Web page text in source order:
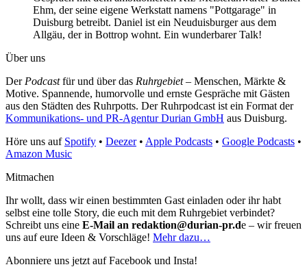
Ehm, der seine eigene Werkstatt namens "Pottgarage" in
Duisburg betreibt. Daniel ist ein Neuduisburger aus dem
Allgäu, der in Bottrop wohnt. Ein wunderbarer Talk!
Über uns
Der Podcastfür und über das Ruhrgebiet– Menschen, Märkte &
Motive. Spannende, humorvolle und ernste Gespräche mit Gästen
aus den Städten des Ruhrpotts. Der Ruhrpodcast ist ein Format der
Kommunikations- und PR-Agentur Durian GmbH aus Duisburg.
Höre uns auf Spotify • Deezer• Apple Podcasts • Google Podcasts •
Amazon Music
Mitmachen
Ihr wollt, dass wir einen bestimmten Gast einladen oder ihr habt
selbst eine tolle Story, die euch mit dem Ruhrgebiet verbindet?
Schreibt uns eine E-Mail an redaktion@durian-pr.de – wir freuen
uns auf eure Ideen & Vorschläge! Mehr dazu…
Abonniere uns jetzt auf Facebook und Insta!